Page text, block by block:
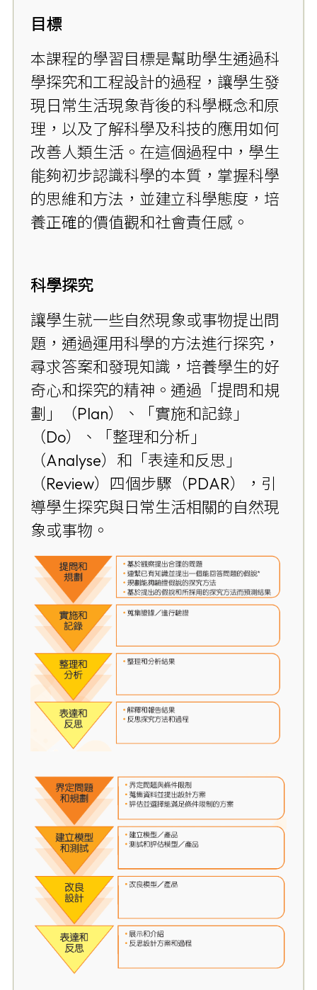
目標
本課程的學習目標是幫助學生通過科
學探究和工程設計的過程，讓學生發
現日常生活現象背後的科學概念和原
理，以及了解科學及科技的應用如何
改善人類生活。在這個過程中，學生
能夠初步認識科學的本質，掌握科學
的思維和方法，並建立科學態度，培
養正確的價值觀和社會責任感。
科學探究
讓學生就一些自然現象或事物提出問
題，通過運用科學的方法進行探究，
尋求答案和發現知識，培養學生的好
奇心和探究的精神。通過「提問和規
劃」（Plan）、「實施和記錄」
（Do）、「整理和分析」
（Analyse）和「表達和反思」
（Review）四個步驟（PDAR），引
導學生探究與日常生活相關的自然現
象或事物。